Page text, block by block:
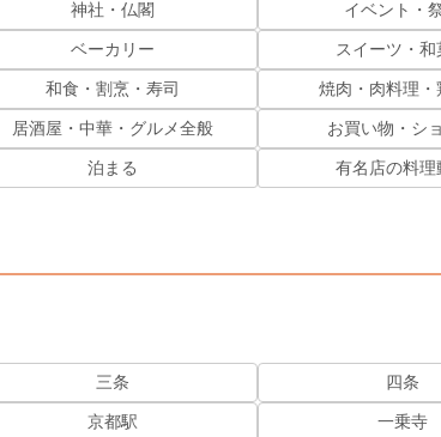
神社・仏閣 イベント・
ベーカリー スイーツ・和
和食・割烹・寿司 焼肉・肉料理・
居酒屋・中華・グルメ全般 お買い物・シ
泊まる 有名店の料理
三条 四条
京都駅 一乗寺